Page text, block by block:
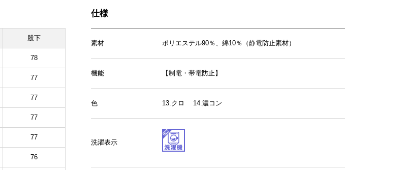
股下
78
77
77
77
77
76
仕様
素材 ポリエステル90％、綿10％（静電防止素材）
機能 【制電・帯電防止】
色 13.クロ 14.濃コン
洗濯表示